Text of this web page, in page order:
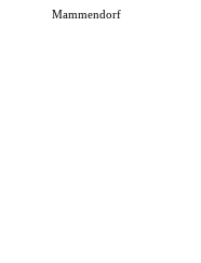
Mammendorf